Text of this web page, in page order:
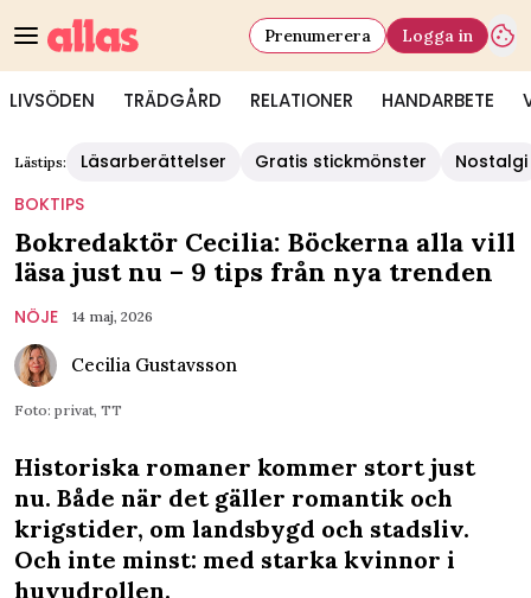
LIVSÖDEN TRÄDGÅRD RELATIONER HANDARBETE
Prenumerera Logga in
Lästips: Läsarberättelser Gratis stickmönster
Nostalgi
BOKTIPS
Bokredaktör Cecilia: Böckerna alla vill
läsa just nu – 9 tips från nya trenden
NÖJE 14 maj, 2026
Cecilia Gustavsson
Foto: privat, TT
Historiska romaner kommer stort just
nu. Både när det gäller romantik och
krigstider, om landsbygd och stadsliv.
Och inte minst: med starka kvinnor i
huvudrollen.